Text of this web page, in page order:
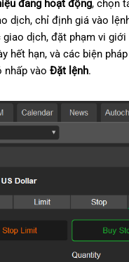
đang hoạt động, chọn
dịch, chỉ định giá vào
giao dịch, đặt phạm vi giới
hết hạn, và các biện
nhấp vào Đặt lệnh.